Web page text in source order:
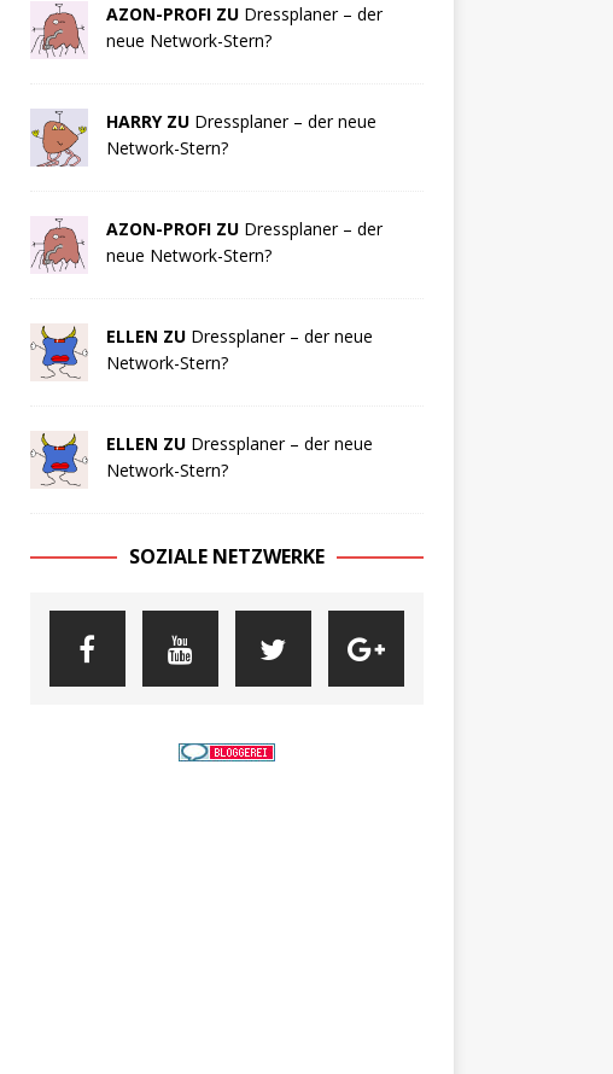
AZON-PROFI ZU Dressplaner – der
neue Network-Stern?
HARRY ZU Dressplaner – der neue
Network-Stern?
AZON-PROFI ZU Dressplaner – der
neue Network-Stern?
ELLEN ZU Dressplaner – der neue
Network-Stern?
ELLEN ZU Dressplaner – der neue
Network-Stern?
SOZIALE NETZWERKE